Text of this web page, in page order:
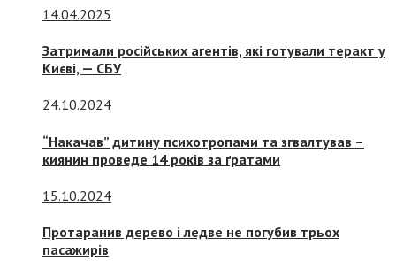
14.04.2025
Затримали російських агентів, які готували теракт у
Києві, — СБУ
24.10.2024
“Накачав” дитину психотропами та згвалтував –
киянин проведе 14 років за ґратами
15.10.2024
Протаранив дерево і ледве не погубив трьох
пасажирів